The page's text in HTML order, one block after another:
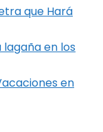
que Hará
en los
en